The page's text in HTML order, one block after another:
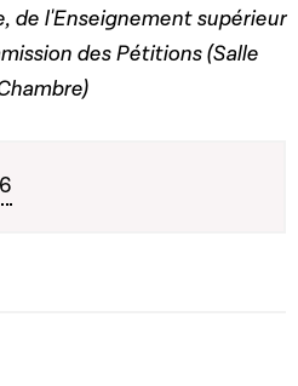
de l'Enseignement supérieur
des Pétitions (Salle